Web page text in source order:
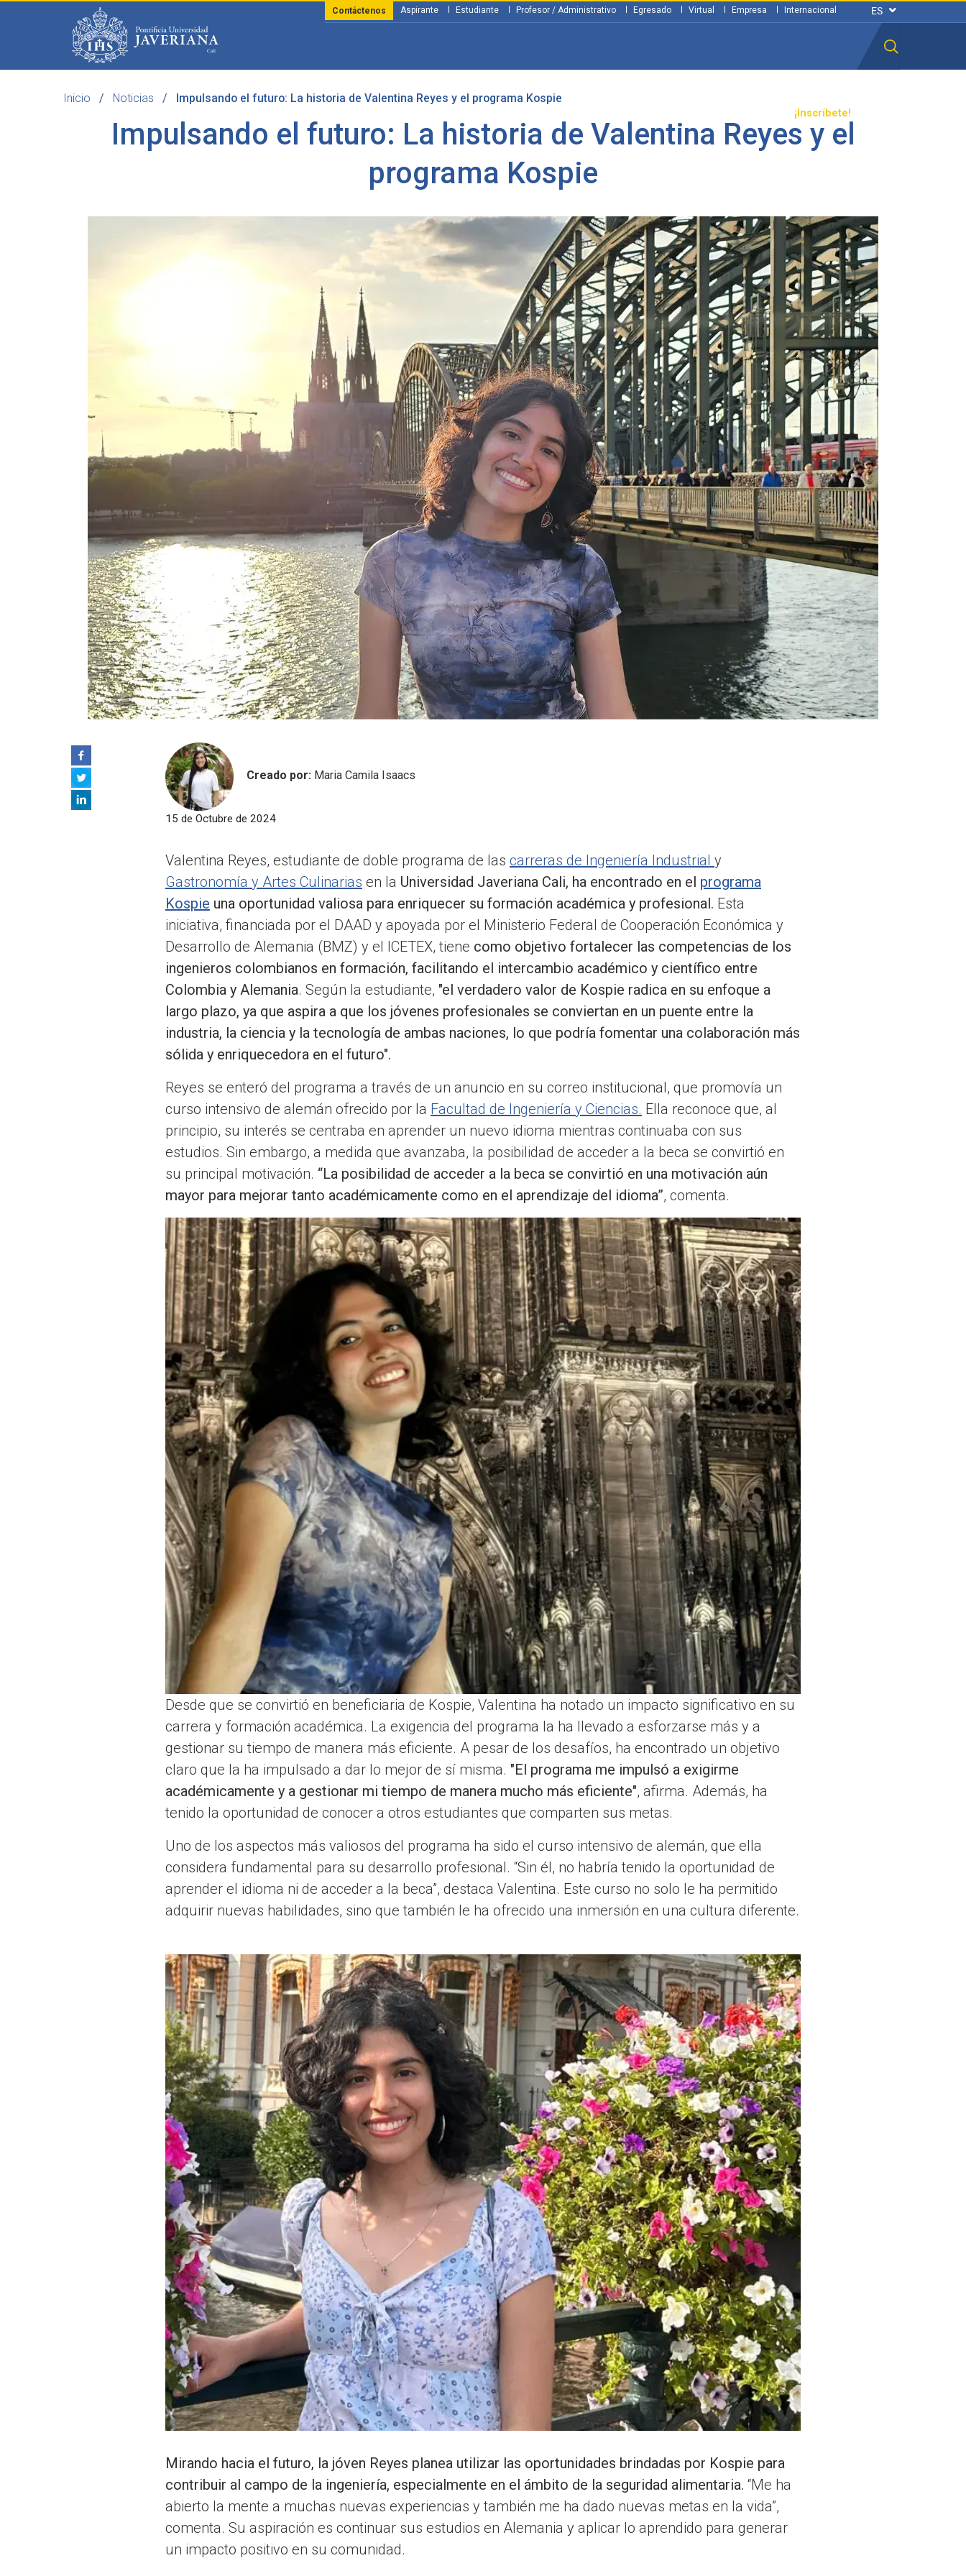
¡Inscríbete!
Aspirante Estudiante Profesor / Administrativo Egresado Virtual Empresa Internacional
Contáctenos
Inicio Noticias Impulsando el futuro: La historia de Valentina Reyes y el programa Kospie
Impulsando el futuro: La historia de Valentina Reyes y el
programa Kospie
Creado por: Maria Camila Isaacs
15 de Octubre de 2024
Valentina Reyes, estudiante de doble programa de las carreras de Ingeniería Industrial y
Gastronomía y Artes Culinarias en la Universidad Javeriana Cali, ha encontrado en el programa
Kospie una oportunidad valiosa para enriquecer su formación académica y profesional. Esta
iniciativa, financiada por el DAAD y apoyada por el Ministerio Federal de Cooperación Económica y
Desarrollo de Alemania (BMZ) y el ICETEX, tiene como objetivo fortalecer las competencias de los
ingenieros colombianos en formación, facilitando el intercambio académico y científico entre
Colombia y Alemania. Según la estudiante, "el verdadero valor de Kospie radica en su enfoque a
largo plazo, ya que aspira a que los jóvenes profesionales se conviertan en un puente entre la
industria, la ciencia y la tecnología de ambas naciones, lo que podría fomentar una colaboración más
sólida y enriquecedora en el futuro".
Reyes se enteró del programa a través de un anuncio en su correo institucional, que promovía un
curso intensivo de alemán ofrecido por la Facultad de Ingeniería y Ciencias. Ella reconoce que, al
principio, su interés se centraba en aprender un nuevo idioma mientras continuaba con sus
estudios. Sin embargo, a medida que avanzaba, la posibilidad de acceder a la beca se convirtió en
su principal motivación. “La posibilidad de acceder a la beca se convirtió en una motivación aún
mayor para mejorar tanto académicamente como en el aprendizaje del idioma”, comenta.
Desde que se convirtió en beneficiaria de Kospie, Valentina ha notado un impacto significativo en su
carrera y formación académica. La exigencia del programa la ha llevado a esforzarse más y a
gestionar su tiempo de manera más eficiente. A pesar de los desafíos, ha encontrado un objetivo
claro que la ha impulsado a dar lo mejor de sí misma. "El programa me impulsó a exigirme
académicamente y a gestionar mi tiempo de manera mucho más eficiente", afirma. Además, ha
tenido la oportunidad de conocer a otros estudiantes que comparten sus metas.
Uno de los aspectos más valiosos del programa ha sido el curso intensivo de alemán, que ella
considera fundamental para su desarrollo profesional. “Sin él, no habría tenido la oportunidad de
aprender el idioma ni de acceder a la beca”, destaca Valentina. Este curso no solo le ha permitido
adquirir nuevas habilidades, sino que también le ha ofrecido una inmersión en una cultura diferente.
Mirando hacia el futuro, la jóven Reyes planea utilizar las oportunidades brindadas por Kospie para
contribuir al campo de la ingeniería, especialmente en el ámbito de la seguridad alimentaria. “Me ha
abierto la mente a muchas nuevas experiencias y también me ha dado nuevas metas en la vida”,
comenta. Su aspiración es continuar sus estudios en Alemania y aplicar lo aprendido para generar
un impacto positivo en su comunidad.